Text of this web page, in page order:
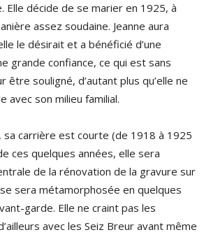
Elle décide de se marier en 1925, à
assez soudaine. Jeanne aura
le désirait et a bénéficié d’une
grande confiance, ce qui est sans
souligné, d’autant plus qu’elle ne
avec son milieu familial.
sa carrière est courte (de 1918 à 1925
ces quelques années, elle sera
de la rénovation de la gravure sur
sera métamorphosée en quelques
garde. Elle ne craint pas les
avec les Seiz Breur avant même